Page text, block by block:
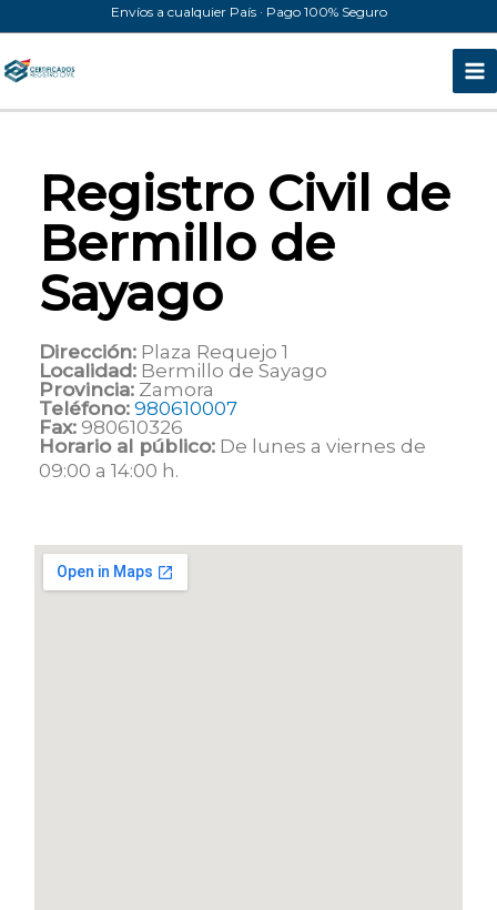
al
contenido
Envíos a cualquier País · Pago 100% Seguro
Registro Civil de
Bermillo de
Sayago
Dirección: Plaza Requejo 1
Localidad: Bermillo de Sayago
Provincia: Zamora
Teléfono: 980610007
Fax: 980610326
Horario al público: De lunes a viernes de
09:00 a 14:00 h.